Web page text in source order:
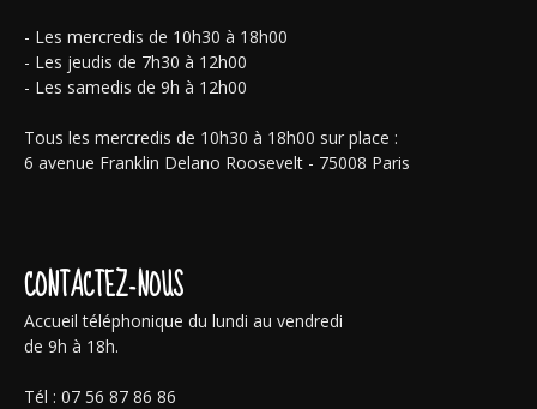
- Les mercredis de 10h30 à 18h00
- Les jeudis de 7h30 à 12h00
- Les samedis de 9h à 12h00
Tous les mercredis de 10h30 à 18h00 sur place :
6 avenue Franklin Delano Roosevelt - 75008 Paris
CONTACTEZ-NOUS
Accueil téléphonique du lundi au vendredi
de 9h à 18h.
Tél : 07 56 87 86 86